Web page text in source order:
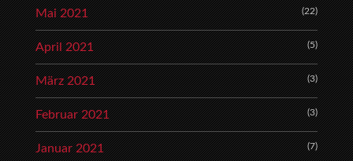
Mai 2021 (22)
April 2021 (5)
März 2021 (3)
Februar 2021 (3)
Januar 2021 (7)